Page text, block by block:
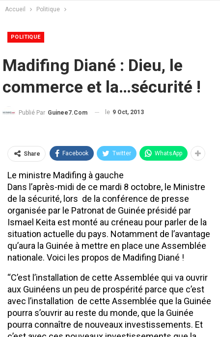
Accueil Politique
POLITIQUE
Madifing Diané : Dieu, le
commerce et la…sécurité !
Publié Par Guinee7.com le 9 Oct, 2013
Share Facebook Twitter WhatsApp
Le ministre Madifing à gauche
Dans l’après-midi de ce mardi 8 octobre, le Ministre
de la sécurité, lors de la conférence de presse
organisée par le Patronat de Guinée présidé par
Ismael Keita est monté au créneau pour parler de la
situation actuelle du pays. Notamment de l’avantage
qu’aura la Guinée à mettre en place une Assemblée
nationale. Voici les propos de Madifing Diané !
‘‘C’est l’installation de cette Assemblée qui va ouvrir
aux Guinéens un peu de prospérité parce que c’est
avec l’installation de cette Assemblée que la Guinée
pourra s’ouvrir au reste du monde, que la Guinée
pourra connaître de nouveaux investissements. Et